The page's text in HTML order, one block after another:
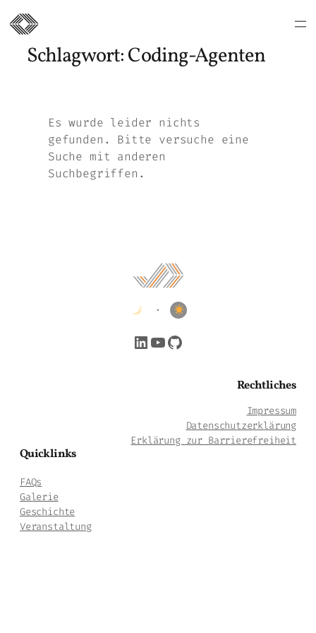
Zum
Inhalt
springen
Schlagwort:Coding-Agenten
Es wurde leider nichts
gefunden. Bitte versuche eine
Suche mit anderen
Suchbegriffen.
•
LinkedIn YouTube GitHub
Rechtliches
Impressum
Datenschutzerklärung
Erklärung zur Barrierefreiheit
Quicklinks
FAQs
Galerie
Geschichte
Veranstaltung